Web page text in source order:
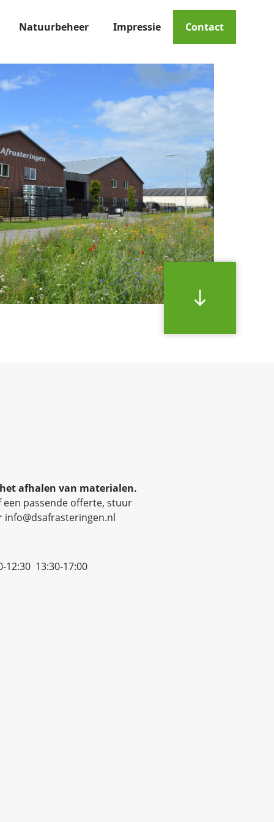
Natuurbeheer Impressie Contact
south
afhalen van materialen.
een passende offerte, stuur
info@dsafrasteringen.nl
12:30 13:30-17:00